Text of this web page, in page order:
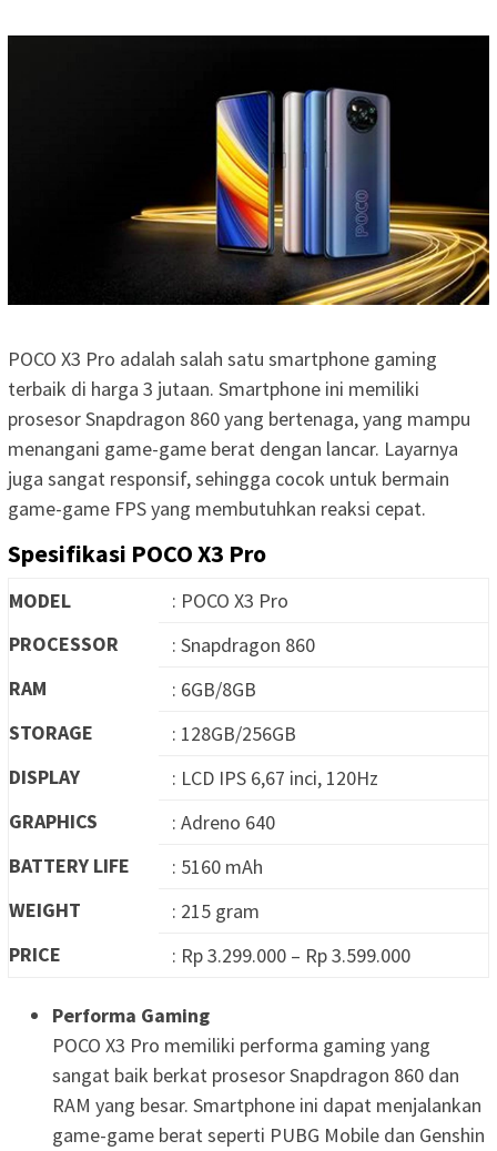
POCO X3 Pro adalah salah satu smartphone gaming
terbaik di harga 3 jutaan. Smartphone ini memiliki
prosesor Snapdragon 860 yang bertenaga, yang mampu
menangani game-game berat dengan lancar. Layarnya
juga sangat responsif, sehingga cocok untuk bermain
game-game FPS yang membutuhkan reaksi cepat.
Spesifikasi POCO X3 Pro
MODEL
: POCO X3 Pro
PROCESSOR
: Snapdragon 860
RAM
: 6GB/8GB
STORAGE
: 128GB/256GB
DISPLAY
: LCD IPS 6,67 inci, 120Hz
GRAPHICS
: Adreno 640
BATTERY LIFE
: 5160 mAh
WEIGHT
: 215 gram
PRICE
: Rp 3.299.000 – Rp 3.599.000
Performa Gaming
POCO X3 Pro memiliki performa gaming yang
sangat baik berkat prosesor Snapdragon 860 dan
RAM yang besar. Smartphone ini dapat menjalankan
game-game berat seperti PUBG Mobile dan Genshin